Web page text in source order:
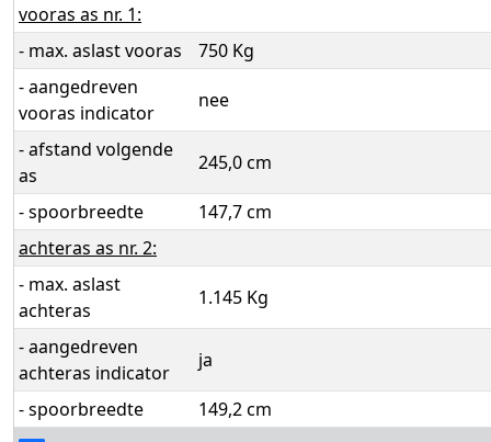
vooras as nr. 1:
- max. aslast vooras
750 Kg
- aangedreven
vooras indicator
nee
- afstand volgende
as
245,0 cm
- spoorbreedte
147,7 cm
achteras as nr. 2:
- max. aslast
achteras
1.145 Kg
- aangedreven
achteras indicator
ja
- spoorbreedte
149,2 cm